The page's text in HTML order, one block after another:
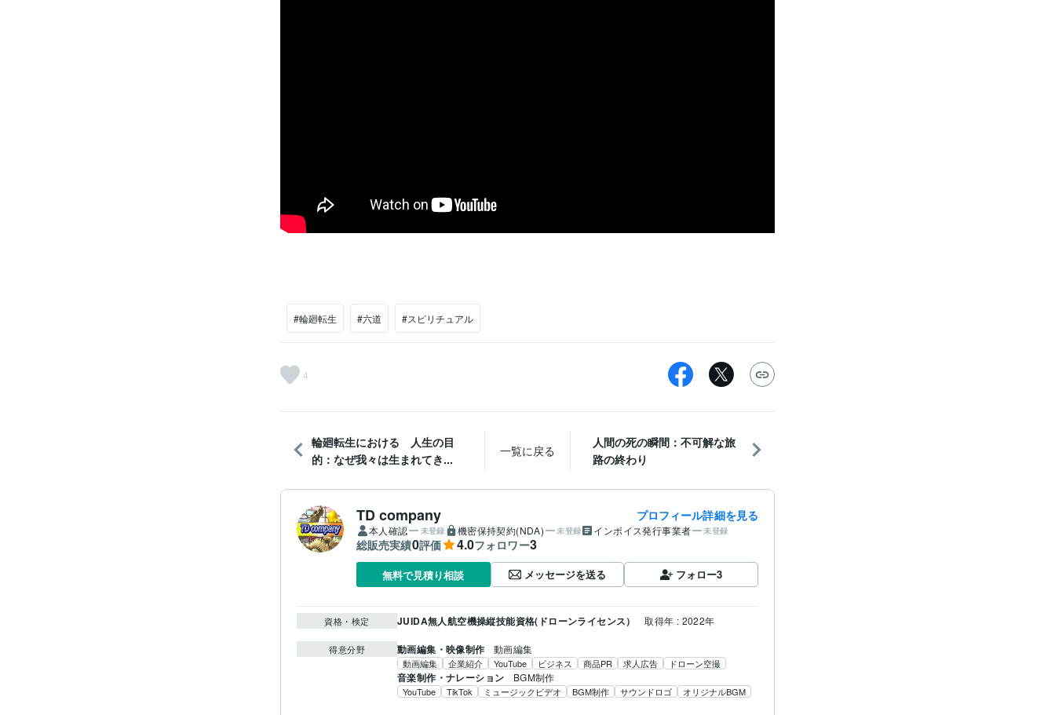
#輪廻転生 #六道 #スピリチュアル
4
輪廻転生における 人生の目
的：なぜ我々は生まれてき...
一覧に戻る
人間の死の瞬間：不可解な旅
路の終わり
TD company プロフィール詳細を見る
本人確認 未登録 機密保持契約(NDA) 未登録 インボイス発行事業者 未登録
総販売実績0評価 4.0フォロワー3
無料で見積り相談 メッセージを送る フォロー3
資格・検定 JUIDA無人航空機操縦技能資格(ドローンライセンス） 取得年 : 2022年
得意分野 動画編集・映像制作 動画編集
動画編集 企業紹介 YouTube ビジネス 商品PR 求人広告 ドローン空撮
音楽制作・ナレーション BGM制作
YouTube TikTok ミュージックビデオ BGM制作 サウンドロゴ オリジナルBGM